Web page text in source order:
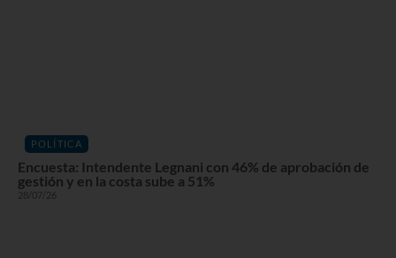
POLÍTICA
Encuesta: Intendente Legnani con 46% de aprobación de
gestión y en la costa sube a 51%
28/07/26